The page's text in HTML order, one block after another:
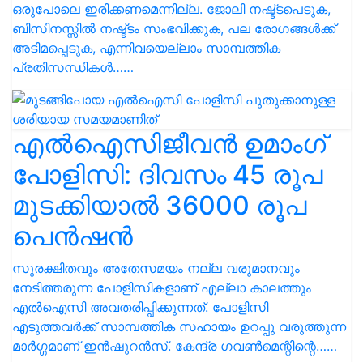
ഒരുപോലെ ഇരിക്കണമെന്നില്ല. ജോലി നഷ്ട്ടപെടുക,
ബിസിനസ്സിൽ നഷ്ട്ടം സംഭവിക്കുക, പല രോഗങ്ങൾക്ക്
അടിമപ്പെടുക, എന്നിവയെല്ലാം സാമ്പത്തിക
പ്രതിസന്ധികൾ……
എൽഐസിജീവൻ ഉമാംഗ്
പോളിസി: ദിവസം 45 രൂപ
മുടക്കിയാൽ 36000 രൂപ
പെൻഷൻ
സുരക്ഷിതവും അതേസമയം നല്ല വരുമാനവും
നേടിത്തരുന്ന പോളിസികളാണ് എല്ലാ കാലത്തും
എൽഐസി അവതരിപ്പിക്കുന്നത്. പോളിസി
എടുത്തവർക്ക് സാമ്പത്തിക സഹായം ഉറപ്പു വരുത്തുന്ന
മാര്‍ഗ്ഗമാണ് ഇന്‍ഷുറന്‍സ്. കേന്ദ്ര ഗവണ്‍മെന്റിന്റെ……